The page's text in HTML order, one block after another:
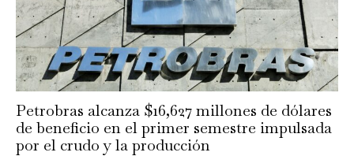
Petrobras alcanza $16,627 millones de dólares
de beneficio en el primer semestre impulsada
por el crudo y la producción